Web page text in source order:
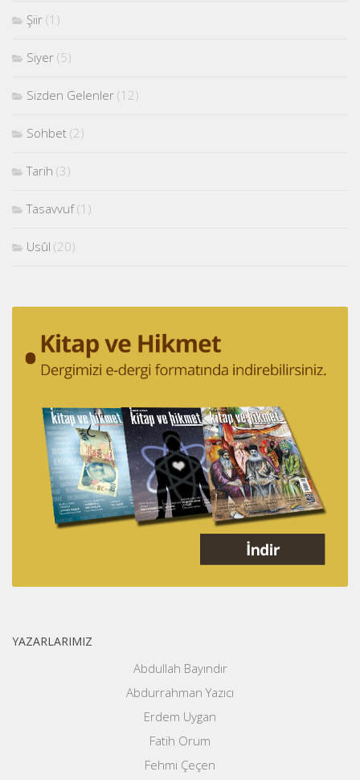
Şiir (1)
Siyer (5)
Sizden Gelenler (12)
Sohbet (2)
Tarih (3)
Tasavvuf(1)
Usûl (20)
YAZARLARIMIZ
Abdullah Bayındır
Abdurrahman Yazıcı
Erdem Uygan
Fatih Orum
Fehmi Çeçen